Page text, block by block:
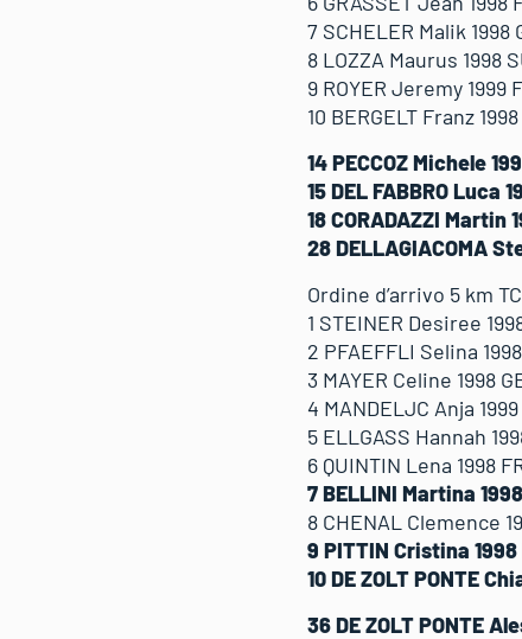
7 SCHELER Malik 1998
8 LOZZA Maurus 1998
9 ROYER Jeremy 1999
10 BERGELT Franz
14 PECCOZ Michele
15 DEL FABBRO Luca
18 CORADAZZI Martin
28 DELLAGIACOMA
Ordine d’arrivo 5 km
1 STEINER Desiree
2 PFAEFFLI Selina
3 MAYER Celine 1998
4 MANDELJC Anja
5 ELLGASS Hannah
6 QUINTIN Lena 1998
7 BELLINI Martina
8 CHENAL Clemence
9 PITTIN Cristina
10 DE ZOLT PONTE
36 DE ZOLT PONTE